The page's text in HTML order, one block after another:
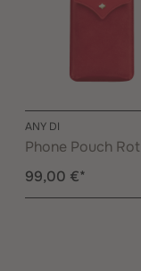
ANY DI
Phone Pouch Rot
99,00 €*